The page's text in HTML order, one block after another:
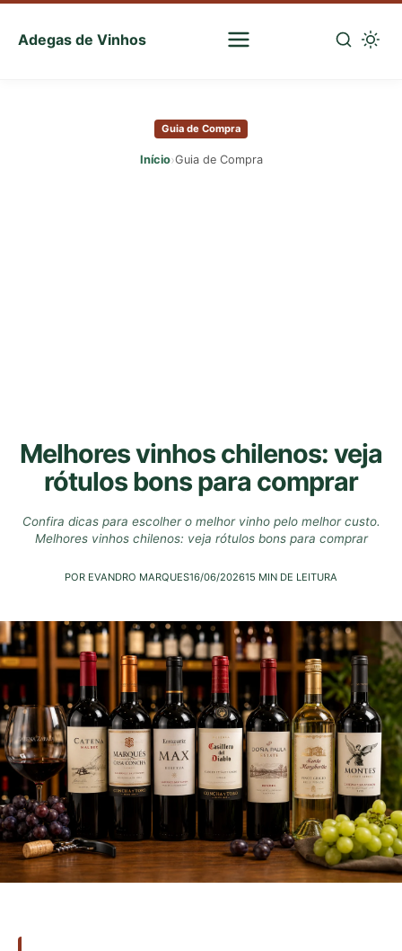
Adegas de Vinhos
Sua
Guia de Compra
Início›Guia de Compra
Melhores vinhos chilenos: veja
rótulos bons para comprar
Confira dicas para escolher o melhor vinho pelo melhor custo.
Melhores vinhos chilenos: veja rótulos bons para comprar
POR EVANDRO MARQUES16/06/202615 MIN DE LEITURA